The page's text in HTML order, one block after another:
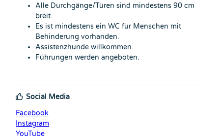
Alle Durchgänge/Türen sind mindestens 90 cm
breit.
Es ist mindestens ein WC für Menschen mit
Behinderung vorhanden.
Assistenzhunde willkommen.
Führungen werden angeboten.
Social Media
Facebook
Instagram
YouTube